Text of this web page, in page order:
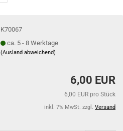
K70067
ca. 5 - 8 Werktage
(Ausland abweichend)
6,00 EUR
6,00 EUR pro Stück
inkl. 7% MwSt. zzgl. Versand